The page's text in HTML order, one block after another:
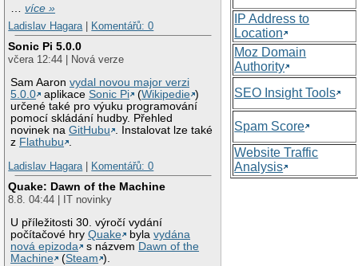
…více »
Ladislav Hagara
Komentářů: 0
Sonic Pi 5.0.0
včera 12:44 | Nová verze
Sam Aaronvydal novou major verzi
5.0.0
aplikaceSonic Pi (Wikipedie )
určené také pro výuku programování
pomocí skládání hudby. Přehled
novinek naGitHubu . Instalovat lze také
z Flathubu .
Ladislav Hagara
Komentářů: 0
Quake: Dawn of the Machine
8.8. 04:44 | IT novinky
U příležitosti 30. výročí vydání
počítačové hryQuake bylavydána
nová epizoda
s názvem Dawn of the
Machine
(Steam ).
IP Address to
Location
Moz Domain
Authority
SEO Insight Tools
Spam Score
Website Traffic
Analysis